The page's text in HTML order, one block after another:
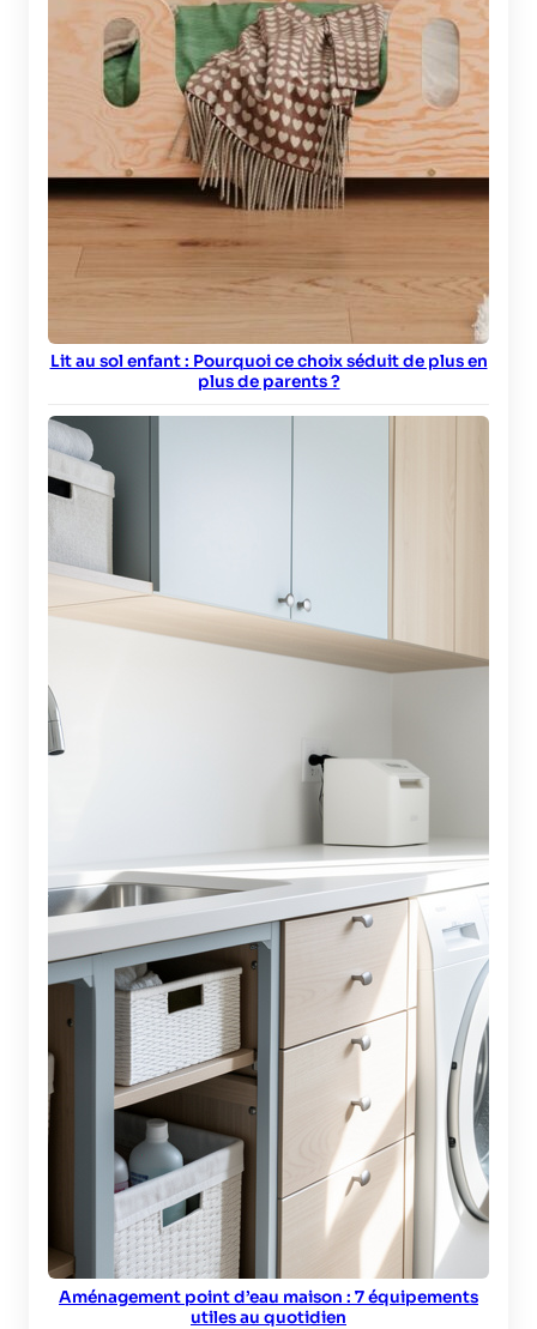
Lit au sol enfant : Pourquoi ce choix séduit de plus en
plus de parents ?
Aménagement point d’eau maison : 7 équipements
utiles au quotidien